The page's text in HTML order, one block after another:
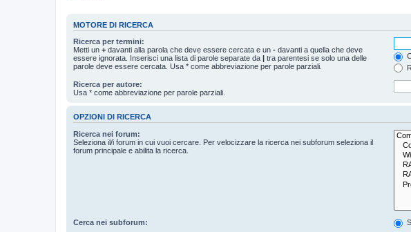
MOTORE DI RICERCA
Ricerca per termini:
Metti un + davanti alla parola che deve essere cercata e un - davanti a quella che deve
essere ignorata. Inserisci una lista di parole separate da | tra parentesi se solo una delle
parole deve essere cercata. Usa * come abbreviazione per parole parziali.
Ricerca per autore:
Usa * come abbreviazione per parole parziali.
OPZIONI DI RICERCA
Ricerca nei forum:
Seleziona il/i forum in cui vuoi cercare. Per velocizzare la ricerca nei subforum seleziona il
forum principale e abilita la ricerca.
Cerca nei subforum: